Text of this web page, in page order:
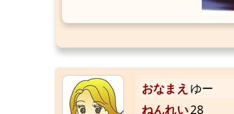
おなまえ ゆー
ねんれい28